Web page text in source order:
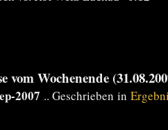
vom Wochenende
2007 .. Geschrieben in